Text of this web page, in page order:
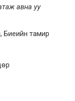
авна уу
Биеийн тамир